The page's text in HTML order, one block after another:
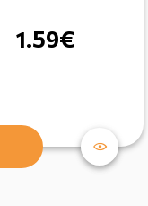
1.59€